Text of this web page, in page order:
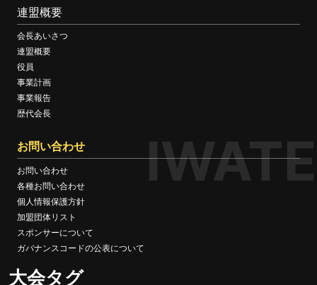
IWATE
連盟概要
会長あいさつ
連盟概要
役員
事業計画
事業報告
歴代会長
お問い合わせ
お問い合わせ
各種お問い合わせ
個人情報保護方針
加盟団体リスト
スポンサーについて
ガバナンスコードの公表について
大会タグ